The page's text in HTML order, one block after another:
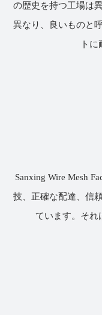
の歴史を持つ工場は
異なり、良いものと
ト
Sanxing Wire Mesh
技、正確な配達、信
ています。それ